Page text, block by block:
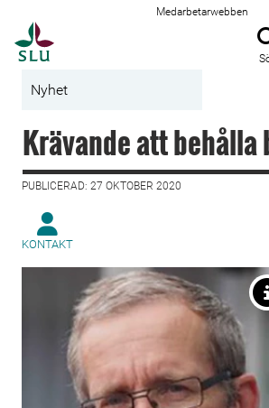
Medarbetarwebben
Nyhet
Krävande att behålla
PUBLICERAD: 27 OKTOBER 2020
KONTAKT